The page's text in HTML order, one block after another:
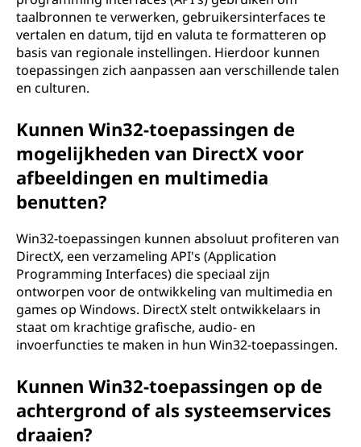
taalbronnen te verwerken, gebruikersinterfaces te
vertalen en datum, tijd en valuta te formatteren op
basis van regionale instellingen. Hierdoor kunnen
toepassingen zich aanpassen aan verschillende talen
en culturen.
Kunnen Win32-toepassingen de
mogelijkheden van DirectX voor
afbeeldingen en multimedia
benutten?
Win32-toepassingen kunnen absoluut profiteren van
DirectX, een verzameling API's (Application
Programming Interfaces) die speciaal zijn
ontworpen voor de ontwikkeling van multimedia en
games op Windows. DirectX stelt ontwikkelaars in
staat om krachtige grafische, audio- en
invoerfuncties te maken in hun Win32-toepassingen.
Kunnen Win32-toepassingen op de
achtergrond of als systeemservices
draaien?